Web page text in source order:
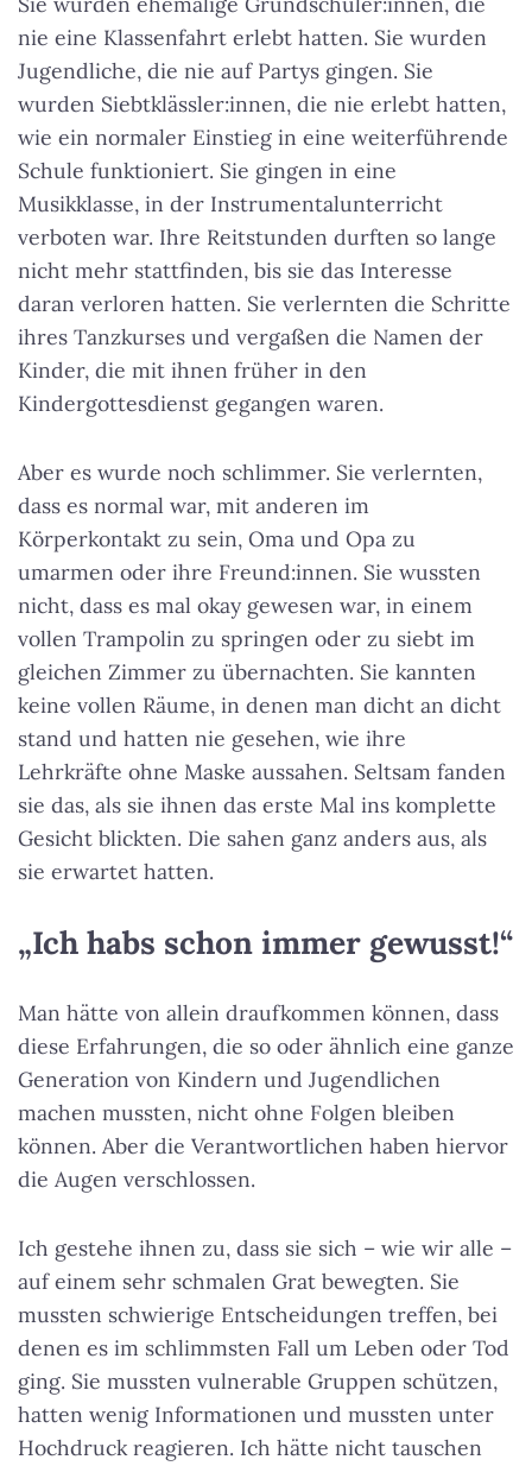
nie eine Klassenfahrt erlebt hatten. Sie wurden
Jugendliche, die nie auf Partys gingen. Sie
wurden Siebtklässler:innen, die nie erlebt hatten,
wie ein normaler Einstieg in eine weiterführende
Schule funktioniert. Sie gingen in eine
Musikklasse, in der Instrumentalunterricht
verboten war. Ihre Reitstunden durften so lange
nicht mehr stattfinden, bis sie das Interesse
daran verloren hatten. Sie verlernten die Schritte
ihres Tanzkurses und vergaßen die Namen der
Kinder, die mit ihnen früher in den
Kindergottesdienst gegangen waren.
Aber es wurde noch schlimmer. Sie verlernten,
dass es normal war, mit anderen im
Körperkontakt zu sein, Oma und Opa zu
umarmen oder ihre Freund:innen. Sie wussten
nicht, dass es mal okay gewesen war, in einem
vollen Trampolin zu springen oder zu siebt im
gleichen Zimmer zu übernachten. Sie kannten
keine vollen Räume, in denen man dicht an dicht
stand und hatten nie gesehen, wie ihre
Lehrkräfte ohne Maske aussahen. Seltsam fanden
sie das, als sie ihnen das erste Mal ins komplette
Gesicht blickten. Die sahen ganz anders aus, als
sie erwartet hatten.
„Ich habs schon immer gewusst!“
Man hätte von allein draufkommen können, dass
diese Erfahrungen, die so oder ähnlich eine ganze
Generation von Kindern und Jugendlichen
machen mussten, nicht ohne Folgen bleiben
können. Aber die Verantwortlichen haben hiervor
die Augen verschlossen.
Ich gestehe ihnen zu, dass sie sich – wie wir alle –
auf einem sehr schmalen Grat bewegten. Sie
mussten schwierige Entscheidungen treffen, bei
denen es im schlimmsten Fall um Leben oder Tod
ging. Sie mussten vulnerable Gruppen schützen,
hatten wenig Informationen und mussten unter
Hochdruck reagieren. Ich hätte nicht tauschen